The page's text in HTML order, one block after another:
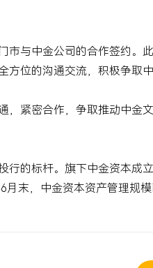
市与中金公司的合作签约
方位的沟通交流，积极争
紧密合作，争取推动中金
行的标杆。旗下中金资本成
6月末，中金资本资产管理规